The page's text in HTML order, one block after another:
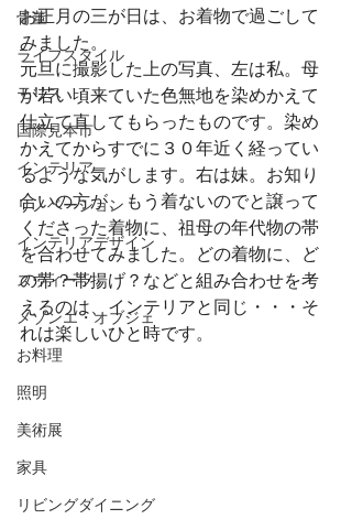
骨董
ライフスタイル
モリス
国際見本市
インテリア
リノベーション
インテリアデザイン
スウィーツ
メゾンエ・オブジェ
お料理
照明
美術展
家具
リビングダイニング
お正月の三が日は、お着物で過ごして
みました。
元旦に撮影した上の写真、左は私。母
が若い頃来ていた色無地を染めかえて
仕立て直してもらったものです。染め
かえてからすでに３０年近く経ってい
るような気がします。右は妹。お知り
合いの方が、もう着ないのでと譲って
くださった着物に、祖母の年代物の帯
を合わせてみました。どの着物に、ど
の帯？帯揚げ？などと組み合わせを考
えるのは、インテリアと同じ・・・そ
れは楽しいひと時です。